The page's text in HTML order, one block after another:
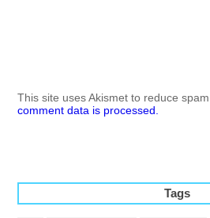
This site uses Akismet to reduce spam.
comment data is processed.
Tags